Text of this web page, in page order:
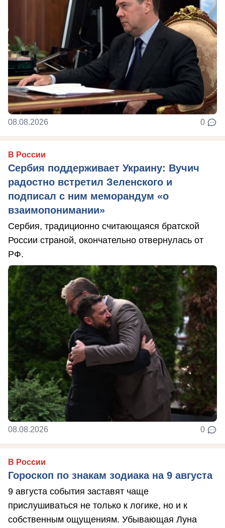
08.08.2026 0
В России
Сербия поддерживает Украину: Вучич
радостно встретил Зеленского и
подписал с ним меморандум «о
взаимопонимании»
Сербия, традиционно считающаяся братской
России страной, окончательно отвернулась от
РФ.
08.08.2026 0
В России
Гороскоп по знакам зодиака на 9 августа
9 августа события заставят чаще
прислушиваться не только к логике, но и к
собственным ощущениям. Убывающая Луна